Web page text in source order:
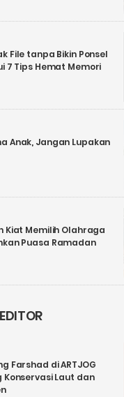
File tanpa Bikin Ponsel
7 Tips Hemat Memori
Anak, Jangan Lupakan
Kiat Memilih Olahraga
Puasa Ramadan
Farshad di ARTJOG
Konservasi Laut dan